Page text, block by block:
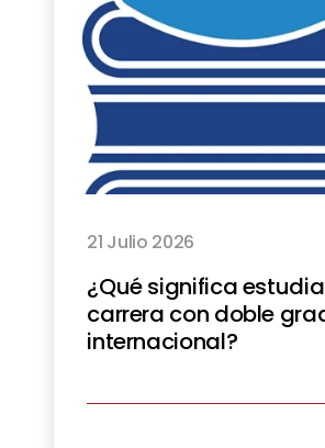
21 Julio 2026
¿Qué significa
carrera con doble
internacional?